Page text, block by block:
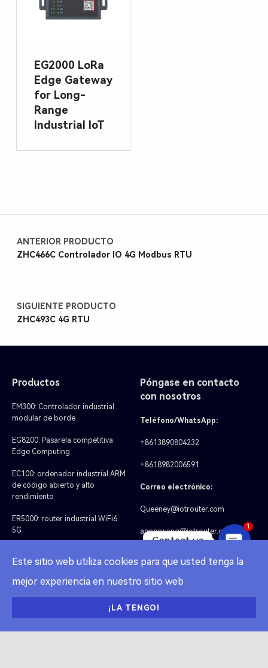
EG2000 LoRa
Edge Gateway
for Long-
Range
Industrial IoT
ANTERIOR PRODUCTO
ZHC466C Controlador IO 4G Modbus RTU
SIGUIENTE PRODUCTO
ZHC493C 4G RTU
Productos
EM300: Controlador industrial
modular de borde
EG8200: Pasarela competitiva
Edge Computing
EC100: ordenador industrial ARM
de código abierto y alto
rendimiento
ER5000: router industrial WiFi6
5G
LoRa
Póngase en contacto
con nosotros
Teléfono/WhatsApp:
+8613890804232
+8618982006591
Correo electrónico:
Queeney@iotrouter.com
agneswang@iotrouter.com
Este sitio web utiliza cookies para que usted tenga la
mejor experiencia en nuestro sitio web
¡LA TENGO!
Contact us
OPEN
1